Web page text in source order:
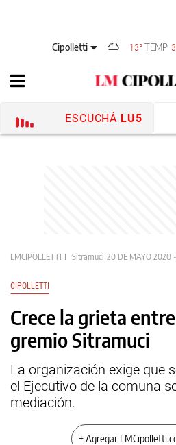
Cipolletti 13° TEMP
ESCUCHÁ LU5
LMCIPOLLETTI Sitramuci 20 DE MAYO 2020
CIPOLLETTI
Crece la grieta
gremio Sitramuci
La organización exige que
el Ejecutivo de la comuna
mediación.
+ Agregar